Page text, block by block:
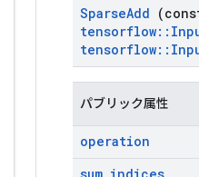
SparseAdd
tensorflow::
tensorflow::
パブリック属性
operation